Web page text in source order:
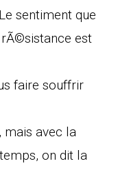
sentiment que
est
faire souffrir
mais avec la
on dit la